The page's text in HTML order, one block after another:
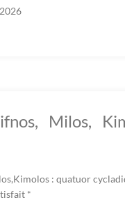
Milos,
: quatuor
*